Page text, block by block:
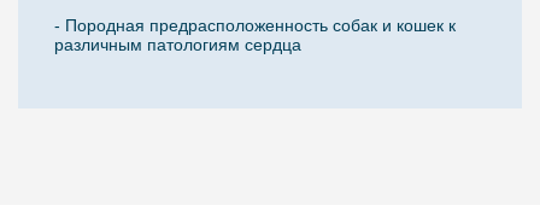
- Породная предрасположенность собак и кошек к
различным патологиям сердца